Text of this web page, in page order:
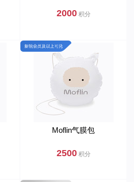
2000积分
Moflin气膜包
2500积分